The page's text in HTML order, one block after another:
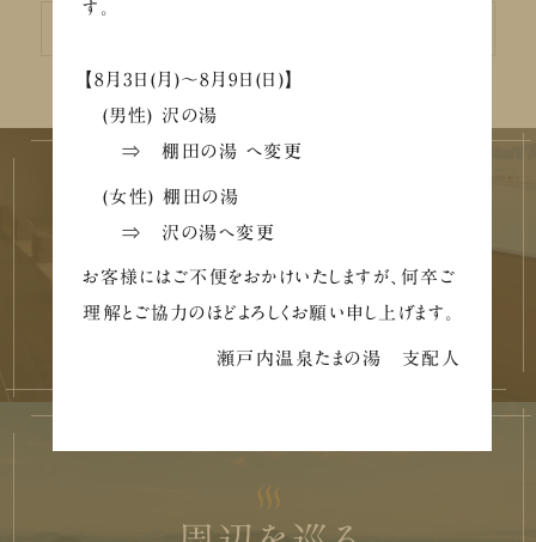
施設を巡る
FACILITY
す。
【8月3日(月)～8月9日(日)】
(男性) 沢の湯
⇒ 棚田の湯 へ変更
(女性) 棚田の湯
⇒ 沢の湯へ変更
お客様にはご不便をおかけいたしますが、何卒ご
理解とご協力のほどよろしくお願い申し上げます。
瀬戸内温泉たまの湯 支配人